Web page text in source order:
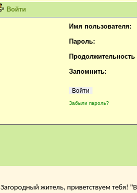
Войти
Имя пользователя:
Пароль:
Продолжительность
Запомнить:
Забыли пароль?
Загородный житель, приветствуем тебя!